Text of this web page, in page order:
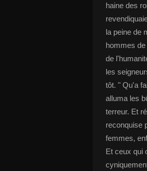
haine des
la peine de
hommes
de
les
tôt. " Qu'a
alluma les
terreur. Et
reconquise
femmes,
Et ceux qui